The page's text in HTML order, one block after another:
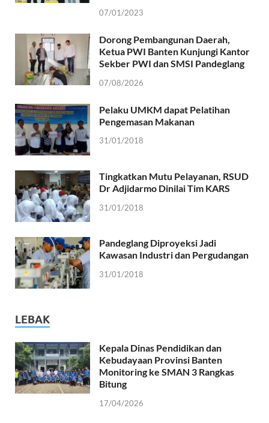
07/01/2023
Dorong Pembangunan Daerah,
Ketua PWI Banten Kunjungi Kantor
Sekber PWI dan SMSI Pandeglang
07/08/2026
Pelaku UMKM dapat Pelatihan
Pengemasan Makanan
31/01/2018
Tingkatkan Mutu Pelayanan, RSUD
Dr Adjidarmo Dinilai Tim KARS
31/01/2018
Pandeglang Diproyeksi Jadi
Kawasan Industri dan Pergudangan
31/01/2018
LEBAK
Kepala Dinas Pendidikan dan
Kebudayaan Provinsi Banten
Monitoring ke SMAN 3 Rangkas
Bitung
17/04/2026